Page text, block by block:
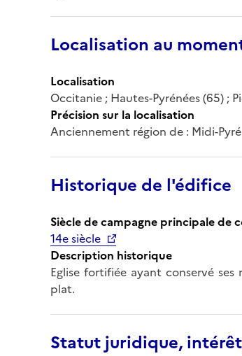
Localisation au
Localisation
Occitanie ; Hautes-Pyrénées (65) ;
Précision sur la localisation
Anciennement région de : Midi-
Historique de l'édifice
Siècle de campagne principale de
14e siècle
Description historique
Eglise fortifiée ayant conservé
plat.
Statut juridique,